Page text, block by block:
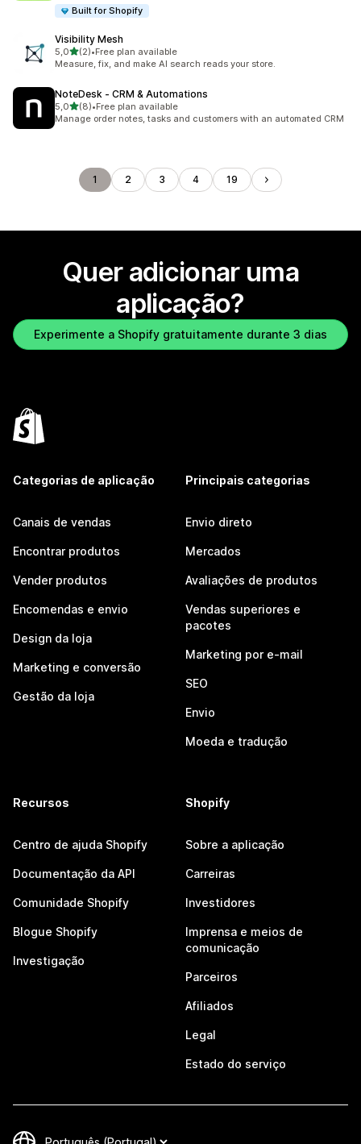
Built for Shopify
Visibility Mesh
5,0de 5 estrelas
(2)
2 total de avaliações
•Free plan available
Measure, fix, and make AI search reads your store.
NoteDesk ‑ CRM & Automations
5,0de 5 estrelas
(8)
8 total de avaliações
•Free plan available
Manage order notes, tasks and customers with an automated CRM
1 2 3 4 19
Quer adicionar uma
aplicação?
Experimente a Shopify gratuitamente durante 3 dias
Categorias de aplicação
Canais de vendas
Encontrar produtos
Vender produtos
Encomendas e envio
Design da loja
Marketing e conversão
Gestão da loja
Principais categorias
Envio direto
Mercados
Avaliações de produtos
Vendas superiores e
pacotes
Marketing por e-mail
SEO
Envio
Moeda e tradução
Recursos
Centro de ajuda Shopify
Documentação da API
Comunidade Shopify
Blogue Shopify
Investigação
Shopify
Sobre a aplicação
Carreiras
Investidores
Imprensa e meios de
comunicação
Parceiros
Afiliados
Legal
Estado do serviço